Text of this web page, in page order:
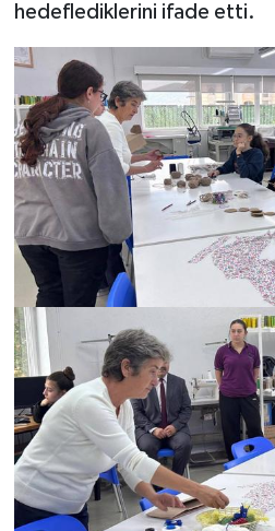
hedeflediklerini ifade etti.